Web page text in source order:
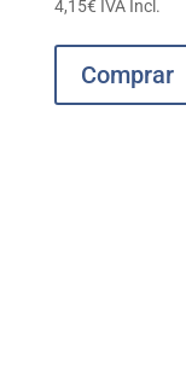
4,15€ IVA Incl.
Comprar